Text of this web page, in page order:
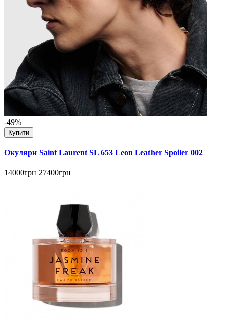
-49%
Купити
Окуляри Saint Laurent SL 653 Leon Leather Spoiler 002
14000грн 27400грн